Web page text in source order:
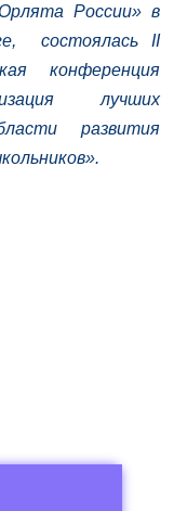
России» в
состоялась II
конференция
лучших
развития